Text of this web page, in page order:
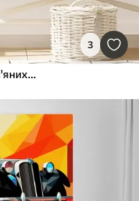
3
Жовтий скутер Vespa біля дерев'яних дверей з квітами